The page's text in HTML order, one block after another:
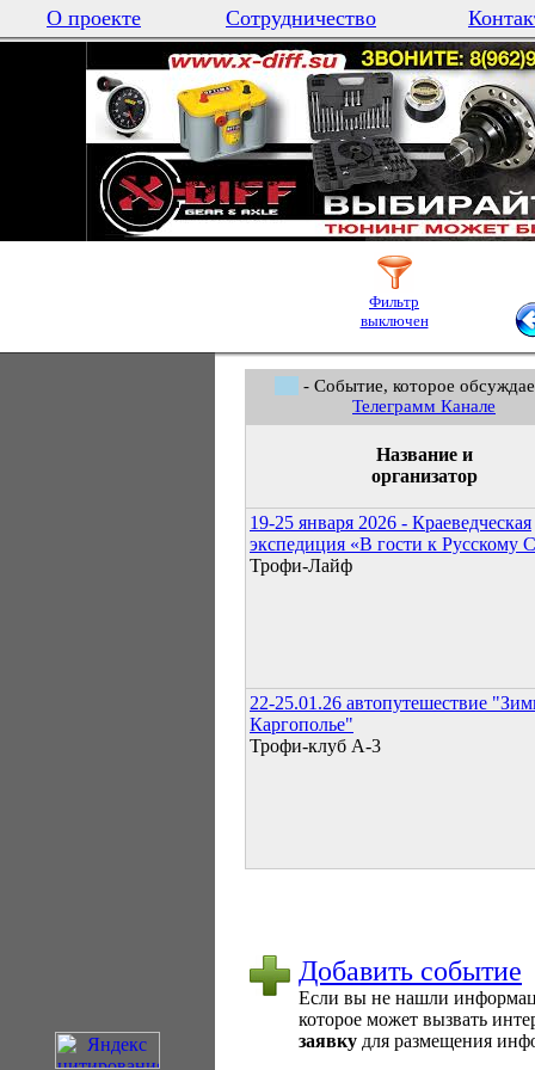
О проекте Сотрудничество
Фильтр
выключен
- Событие, которое
Телеграмм Канале
Название и
организатор
19-25 января 2026 - Краеведческая
экспедиция «В гости к Русскому
Трофи-Лайф
22-25.01.26 автопутешествие
Каргополье"
Трофи-клуб А-3
Добавить событие
Если вы не нашли
которое может вызвать
заявку для размещения